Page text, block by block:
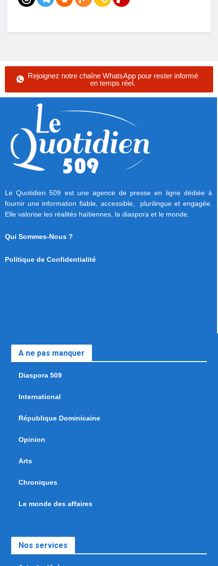
Rejoignez notre chaîne WhatsApp pour rester informé
en temps réel.
Le Quotidien 509 est une agence de presse en ligne dédiée à
fournir une information fiable, accessible, plurilingue et engagée.
Elle valorise les réalités haïtiennes, la diaspora et le monde.
Qui Sommes-Nous ?
Politique de Confidentialité
A ne pas manquer
Diaspora 509
International
République Dominicaine
Opinion
Arts
Chroniques
Le monde des affaires
Nos services